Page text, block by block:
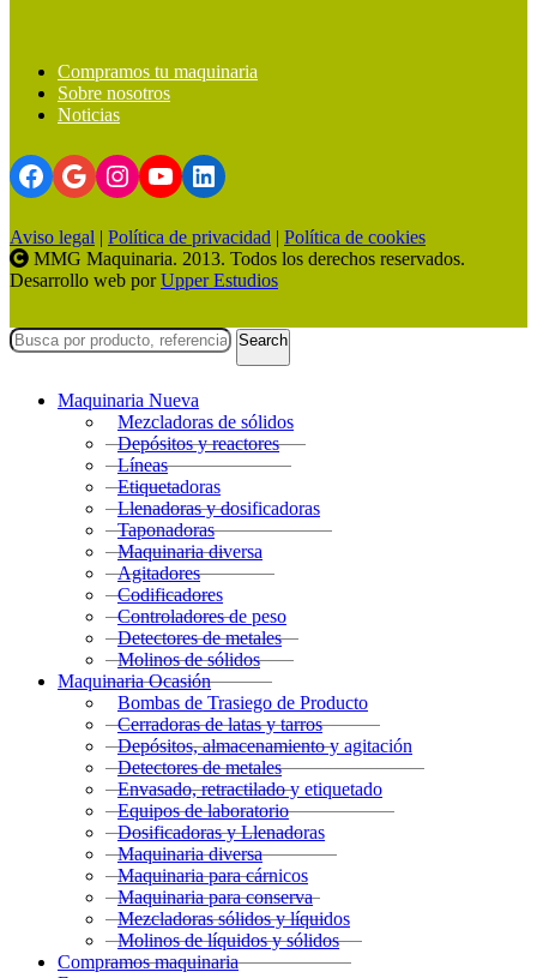
Compramos tu maquinaria
Sobre nosotros
Noticias
Facebook
GoogleInstagram
YouTubeLinkedIn
Aviso legal | Política de privacidad | Política de cookies
MMG Maquinaria. 2013. Todos los derechos reservados.
Desarrollo web porUpper Estudios
Search
Maquinaria Nueva
Mezcladoras de sólidos
Depósitos y reactores
Líneas
Etiquetadoras
Llenadoras y dosificadoras
Taponadoras
Maquinaria diversa
Agitadores
Codificadores
Controladores de peso
Detectores de metales
Molinos de sólidos
Maquinaria Ocasión
Bombas de Trasiego de Producto
Cerradoras de latas y tarros
Depósitos, almacenamiento y agitación
Detectores de metales
Envasado, retractilado y etiquetado
Equipos de laboratorio
Dosificadoras y Llenadoras
Maquinaria diversa
Maquinaria para cárnicos
Maquinaria para conserva
Mezcladoras sólidos y líquidos
Molinos de líquidos y sólidos
Compramos maquinaria